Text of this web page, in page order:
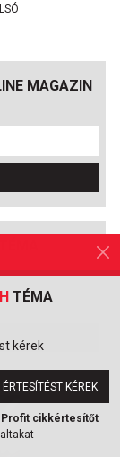
MAGAZIN
TÉMA
kérek
ÉRTESÍTÉST KÉREK
Profit cikkértesítőt